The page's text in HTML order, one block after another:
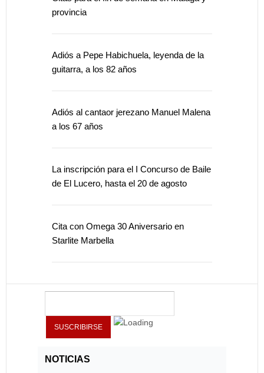
provincia
Adiós a Pepe Habichuela, leyenda de la
guitarra, a los 82 años
Adiós al cantaor jerezano Manuel Malena
a los 67 años
La inscripción para el I Concurso de Baile
de El Lucero, hasta el 20 de agosto
Cita con Omega 30 Aniversario en
Starlite Marbella
NOTICIAS